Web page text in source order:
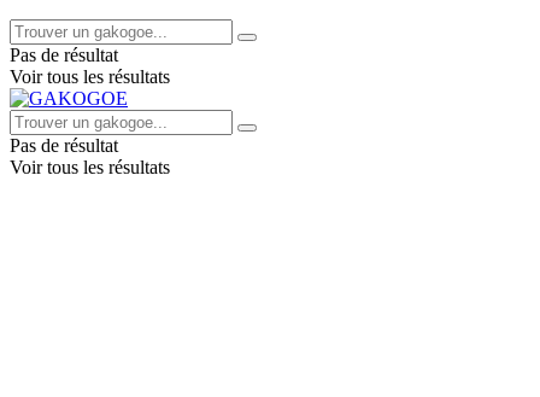
Pas de résultat
Voir tous les résultats
Pas de résultat
Voir tous les résultats